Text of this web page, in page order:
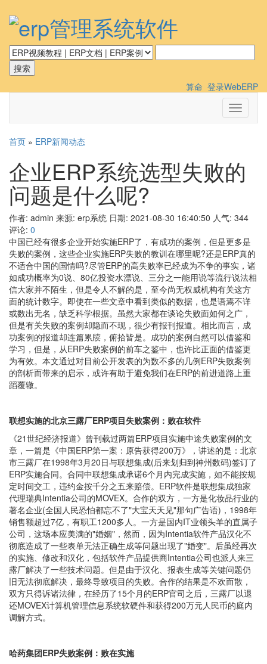
算命 登录WebERP
切
换
首页 » ERP新闻动态
企业ERP系统选型失败的
问题是什么呢?
作者: admin 来源: erp系统 日期: 2021-08-30 16:40:50 人气: 344
评论: 0
中国已经有很多企业开始实施ERP了，有成功的案例，但是更多是
失败的案例，这些企业实施ERP失败的教训在哪里呢?还是ERP真的
不适合中国的国情吗?尽管ERP的高失败率已经成为不争的事实，诸
如成功概率为0说、80亿投资水漂说、三分之一能用说等流行说法相
信大家并不陌生，但是令人不解的是，至今尚无权威机构有关这方
面的统计数字。即使在一些文章中看到类似的数据，也是语焉不详
或数出无名，缺乏科学根据。虽然大家都在谈论失败面如何之广，
但是有关失败的案例却隐而不现，很少有报刊报道。相比而言，成
功案例的报道却连篇累牍，俯拾皆是。成功的案例自然可以借鉴和
学习，但是，从ERP失败案例的前车之鉴中，也许比正面的借鉴更
为有效。本文通过对目前公开发表的为数不多的几例ERP失败案例
的剖析而带来的启示，或许有助于避免我们在ERP的前进道路上重
蹈覆辙。
联想实施的北京三露厂ERP项目失败案例：败在软件
《21世纪经济报道》曾刊载过两篇ERP项目实施中途失败案例的文
章，一篇是《中国ERP第一案：原告获得200万》，讲述的是：北京
市三露厂在1998年3月20日与联想集成(后来划归到神州数码)签订了
ERP实施合同。合同中联想集成承诺6个月内完成实施，如不能按规
定时间交工，违约金按千分之五来赔偿。ERP软件是联想集成独家
代理瑞典Intentia公司的MOVEX。合作的双方，一方是化妆品行业的
著名企业(全国人民恐怕都忘不了"大宝天天见"那句广告语)，1998年
销售额超过7亿，有职工1200多人。一方是国内IT业领头羊的直属子
公司，这场本应美满的"婚姻"，然而，因为Intentia软件产品汉化不
彻底造成了一些表单无法正确生成等问题出现了"婚变"。后虽经再次
的实施、修改和汉化，包括软件产品提供商Intentia公司也派人来三
露厂解决了一些技术问题。但是由于汉化、报表生成等关键问题仍
旧无法彻底解决，最终导致项目的失败。合作的结果是不欢而散，
双方只得诉诸法律，在经历了15个月的ERP官司之后，三露厂以退
还MOVEX计算机管理信息系统软硬件和获得200万元人民币的庭内
调解方式。
哈药集团ERP失败案例：败在实施